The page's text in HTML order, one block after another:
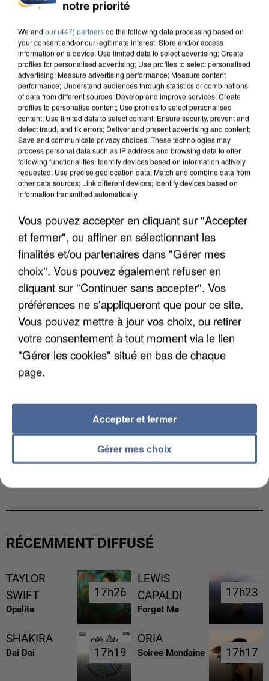
MAFIA INTERPELLÉ EN ALGÉRIE
UN SECOND CADRE DE LA DZ MAFIA
INTERPELLÉ EN ALGÉRIE
UNE TOURISTE DE L’OISE EMPORTÉE PAR UNE
RÉCEMMENT DIFFUSÉ
TAYLOR
SWIFT
Opalite
17h26
17h26
LEWIS
CAPALDI
Forget Me
17h23
17h23
SHAKIRA
Dai Dai 17h19
17h19
ORIA
Soiree Mondaine 17h17
17h17
notre priorité
We and our (447) partnersdo the following data processing based on
your consent and/or our legitimate interest: Store and/or access
information on a device; Use limited data to select advertising; Create
profiles for personalised advertising; Use profiles to select personalised
advertising; Measure advertising performance; Measure content
performance; Understand audiences through statistics or combinations
of data from different sources; Develop and improve services; Create
profiles to personalise content; Use profiles to select personalised
content; Use limited data to select content; Ensure security, prevent and
detect fraud, and fix errors; Deliver and present advertising and content;
Save and communicate privacy choices. These technologies may
process personal data such as IP address and browsing data to offer
following functionalities: Identify devices based on information actively
requested; Use precise geolocation data; Match and combine data from
other data sources; Link different devices; Identify devices based on
information transmitted automatically.
Vous pouvez accepter en cliquant sur "Accepter
et fermer", ou affiner en sélectionnant les
finalités et/ou partenaires dans "Gérer mes
choix". Vous pouvez également refuser en
cliquant sur "Continuer sans accepter". Vos
préférences ne s'appliqueront que pour ce site.
Vous pouvez mettre à jour vos choix, ou retirer
votre consentement à tout moment via le lien
"Gérer les cookies" situé en bas de chaque
page.
Gérer mes choix
Accepter et fermer